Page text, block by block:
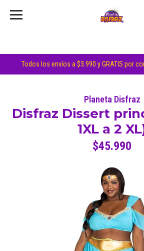
Todos los envíos a $3.990 y GRATIS por
Planeta Disfraz
Disfraz Dissert
1XL a 2
$45.990